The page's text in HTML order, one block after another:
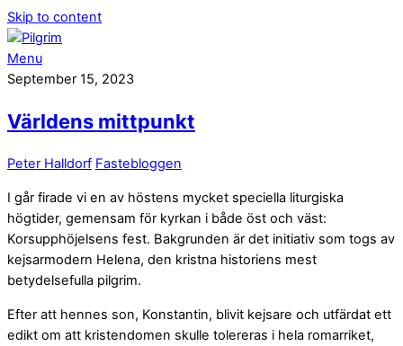
Skip to content
Menu
September 15, 2023
Världens mittpunkt
Peter Halldorf Fastebloggen
I går firade vi en av höstens mycket speciella liturgiska
högtider, gemensam för kyrkan i både öst och väst:
Korsupphöjelsens fest. Bakgrunden är det initiativ som togs av
kejsarmodern Helena, den kristna historiens mest
betydelsefulla pilgrim.
Efter att hennes son, Konstantin, blivit kejsare och utfärdat ett
edikt om att kristendomen skulle tolereras i hela romarriket,